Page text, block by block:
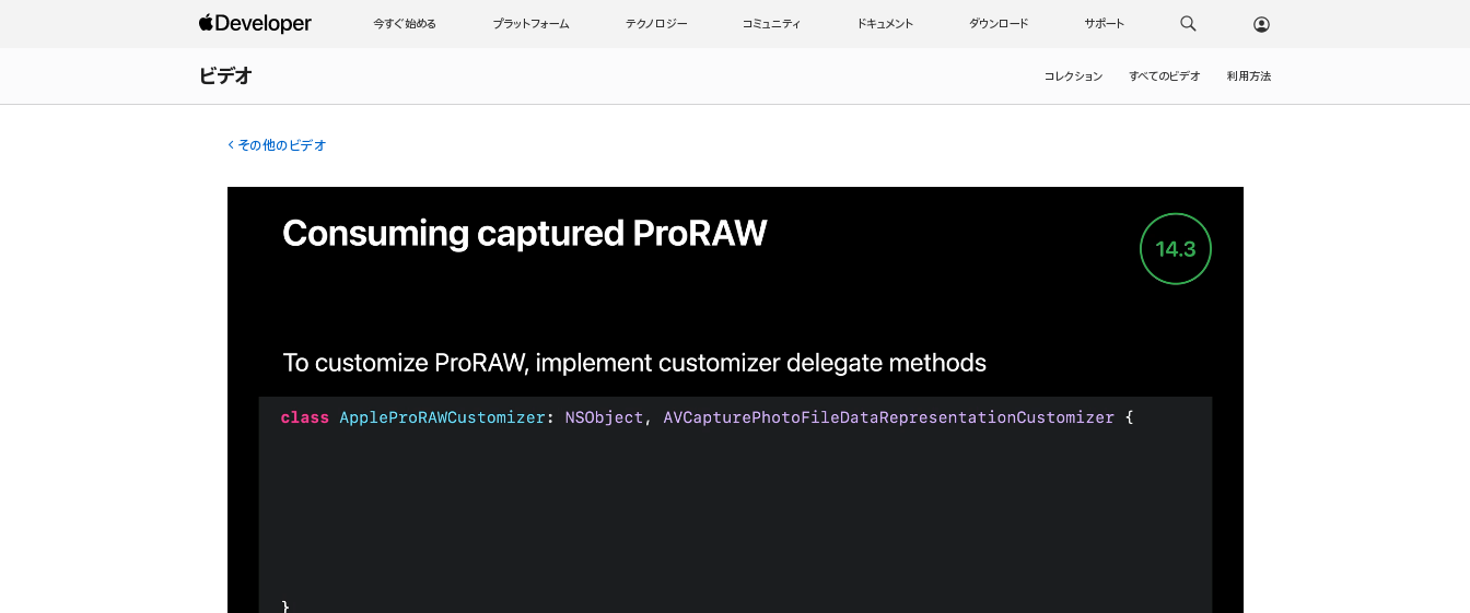
今すぐ始める プラットフォーム テクノロジー コミュニティ ドキュメント ダウンロード サポート
ビデオ コレクション すべてのビデオ 利用方法
その他のビデオ